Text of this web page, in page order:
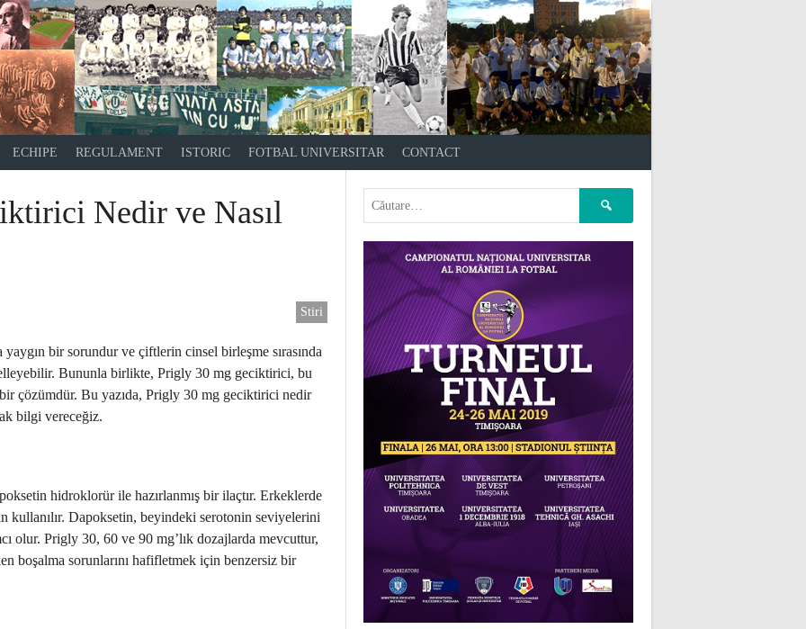
ECHIPE REGULAMENT ISTORIC FOTBAL UNIVERSITAR CONTACT
Nedir ve Nasıl
Stiri
bir sorundur ve çiftlerin cinsel birleşme sırasında
Bununla birlikte, Prigly 30 mg geciktirici, bu
çözümdür. Bu yazıda, Prigly 30 mg geciktirici nedir
bilgi vereceğiz.
hidroklorür ile hazırlanmış bir ilaçtır. Erkeklerde
kullanılır. Dapoksetin, beyindeki serotonin seviyelerini
olur. Prigly 30, 60 ve 90 mg’lık dozajlarda mevcuttur,
boşalma sorunlarını hafifletmek için benzersiz bir